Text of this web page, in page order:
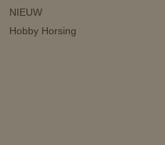
NIEUW
Hobby Horsing